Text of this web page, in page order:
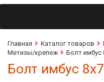
Главная Каталог товаров
Метизы/крепеж
Болт имбус
Болт имбус